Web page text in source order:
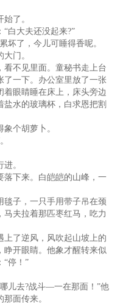
了。
大夫还没起来?”
了，今儿可睡得香呢。
门。
不见里面。童秘书走上台
了一下。办公室里放了一张
眼睛睡在床上，床头旁边
水的玻璃杯，白求恩把割
个胡萝卜。
。
下来。白皑皑的山峰，一
子，一只手用带子吊在颈
夫拉着那匹枣红马，吃力
了逆风，风吹起山坡上的
睁开眼睛。他象才醒转来似
“停！”
去?战斗—一在那面！”他
面传来。